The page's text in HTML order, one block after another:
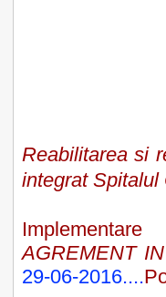
Reabilitarea si
integrat Spitalul
Implementare
AGREMENT
29-06-2016....